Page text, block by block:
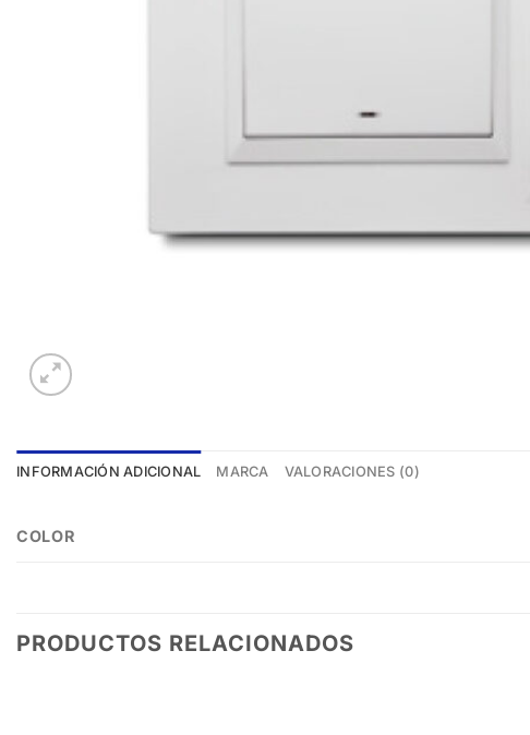
INFORMACIÓN ADICIONAL MARCA VALORACIONES (0)
COLOR
PRODUCTOS RELACIONADOS